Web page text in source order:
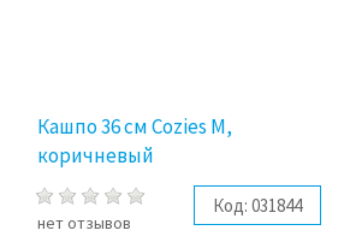
Кашпо 36 см Cozies M,
коричневый
нет отзывов
Код: 031844